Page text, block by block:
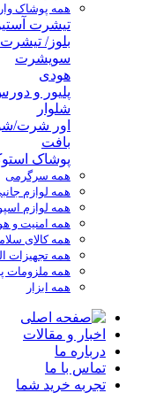
همه پوشاک
تیشرت
بلوز/ تیشرت
سویشرت
هودی
پلیور و
شلوار
اور شرت/
بافت
پوشاک
همه سرگرمی
همه لوازم
همه لوازم
همه امنیت و
همه کالای
همه تجهیزات
همه ملزومات
همه ابزار
اخبار و مقالات
درباره ما
تماس با ما
تجربه خرید شما